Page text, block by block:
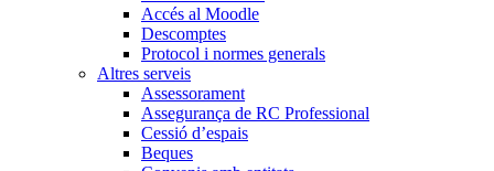
Accés al Moodle
Descomptes
Protocol i normes generals
Altres serveis
Assessorament
Assegurança de RC Professional
Cessió d’espais
Beques